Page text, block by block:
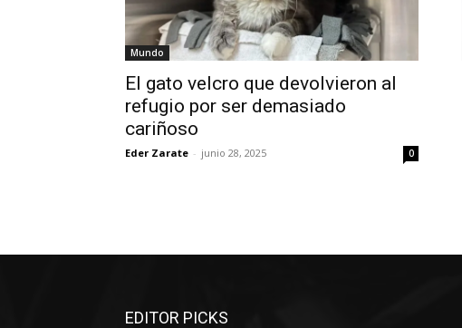
Mundo
El gato velcro que devolvieron al
refugio por ser demasiado
cariñoso
Eder Zarate - junio 28, 2025 0
EDITOR PICKS